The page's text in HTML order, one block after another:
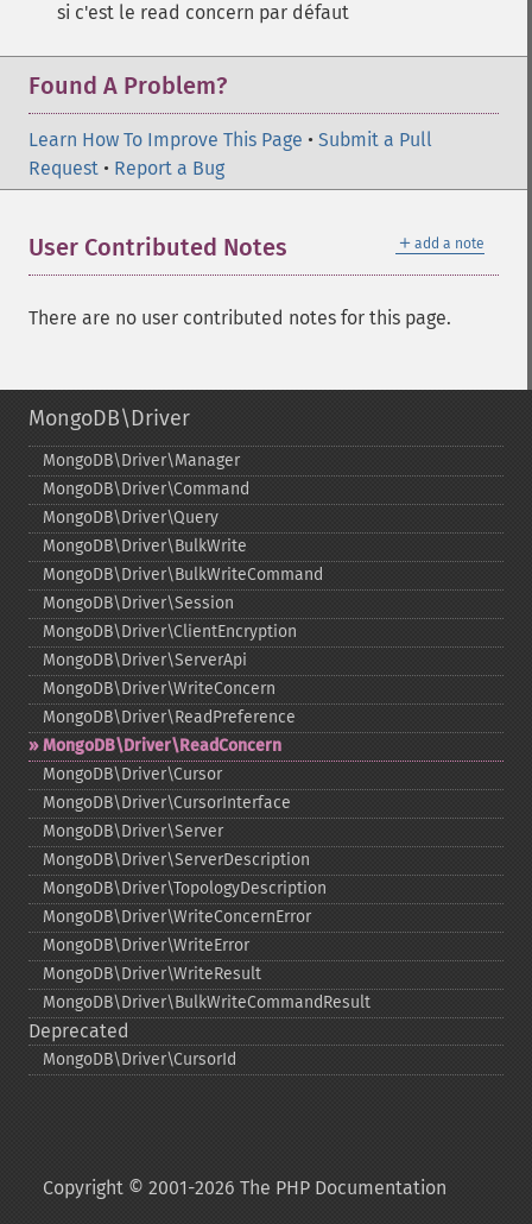
si c'est le read concern par défaut
Found A Problem?
Learn How To Improve This Page • Submit a Pull
Request • Report a Bug
＋ add a note
User Contributed Notes
There are no user contributed notes for this page.
MongoDB\Driver
MongoDB\Driver\Manager
MongoDB\Driver\Command
MongoDB\Driver\Query
MongoDB\Driver\BulkWrite
MongoDB\Driver\BulkWriteCommand
MongoDB\Driver\Session
MongoDB\Driver\ClientEncryption
MongoDB\Driver\ServerApi
MongoDB\Driver\WriteConcern
MongoDB\Driver\ReadPreference
MongoDB\Driver\ReadConcern
MongoDB\Driver\Cursor
MongoDB\Driver\CursorInterface
MongoDB\Driver\Server
MongoDB\Driver\ServerDescription
MongoDB\Driver\TopologyDescription
MongoDB\Driver\WriteConcernError
MongoDB\Driver\WriteError
MongoDB\Driver\WriteResult
MongoDB\Driver\BulkWriteCommandResult
Deprecated
MongoDB\Driver\CursorId
Copyright © 2001-2026 The PHP Documentation